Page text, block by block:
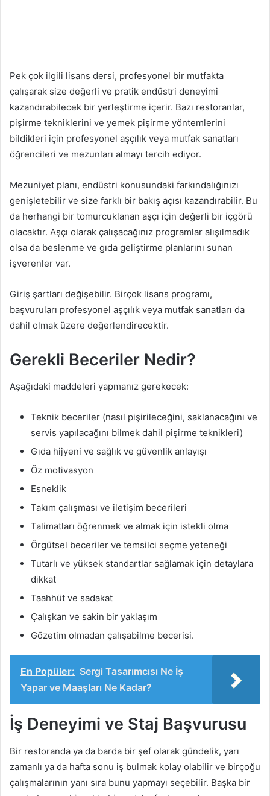
Pek çok ilgili lisans dersi, profesyonel bir mutfakta
çalışarak size değerli ve pratik endüstri deneyimi
kazandırabilecek bir yerleştirme içerir. Bazı restoranlar,
pişirme tekniklerini ve yemek pişirme yöntemlerini
bildikleri için profesyonel aşçılık veya mutfak sanatları
öğrencileri ve mezunları almayı tercih ediyor.
Mezuniyet planı, endüstri konusundaki farkındalığınızı
genişletebilir ve size farklı bir bakış açısı kazandırabilir. Bu
da herhangi bir tomurcuklanan aşçı için değerli bir içgörü
olacaktır. Aşçı olarak çalışacağınız programlar alışılmadık
olsa da beslenme ve gıda geliştirme planlarını sunan
işverenler var.
Giriş şartları değişebilir. Birçok lisans programı,
başvuruları profesyonel aşçılık veya mutfak sanatları da
dahil olmak üzere değerlendirecektir.
Gerekli Beceriler Nedir?
Aşağıdaki maddeleri yapmanız gerekecek:
Teknik beceriler (nasıl pişirileceğini, saklanacağını ve
servis yapılacağını bilmek dahil pişirme teknikleri)
Gıda hijyeni ve sağlık ve güvenlik anlayışı
Öz motivasyon
Esneklik
Takım çalışması ve iletişim becerileri
Talimatları öğrenmek ve almak için istekli olma
Örgütsel beceriler ve temsilci seçme yeteneği
Tutarlı ve yüksek standartlar sağlamak için detaylara
dikkat
Taahhüt ve sadakat
Çalışkan ve sakin bir yaklaşım
Gözetim olmadan çalışabilme becerisi.
En Popüler: Sergi Tasarımcısı Ne İş
Yapar ve Maaşları Ne Kadar?
İş Deneyimi ve Staj Başvurusu
Bir restoranda ya da barda bir şef olarak gündelik, yarı
zamanlı ya da hafta sonu iş bulmak kolay olabilir ve birçoğu
çalışmalarının yanı sıra bunu yapmayı seçebilir. Başka bir